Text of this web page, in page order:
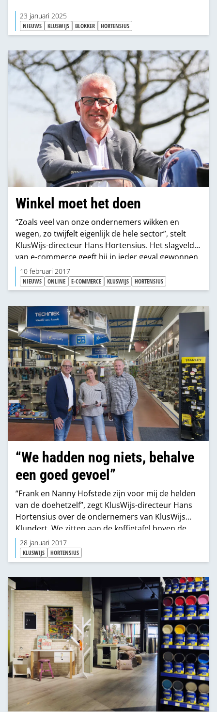
23 januari 2025
NIEUWS KLUSWIJS BLOKKER HORTENSIUS
Winkel moet het doen
“Zoals veel van onze ondernemers wikken en
wegen, zo twijfelt eigenlijk de hele sector”, stelt
KlusWijs-directeur Hans Hortensius. Het slagveld
van e-commerce geeft hij in ieder geval gewonnen.
10 februari 2017
NIEUWS ONLINE E-COMMERCE KLUSWIJS HORTENSIUS
“We hadden nog niets, behalve
een goed gevoel”
“Frank en Nanny Hofstede zijn voor mij de helden
van de doehetzelf”, zegt KlusWijs-directeur Hans
Hortensius over de ondernemers van KlusWijs
Klundert. We zitten aan de koffietafel boven de
winkel en praten met de eerste KlusWijs-
ondernemers van de club. Vijf jaar nadat zij hun
winkel als eerste ombouwden naar de nieuwe
formule.
28 januari 2017
KLUSWIJS HORTENSIUS